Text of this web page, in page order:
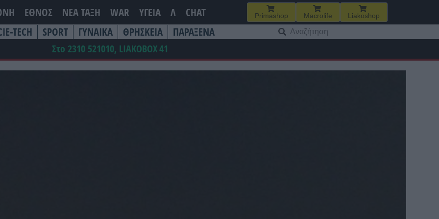
ΕΘΝΟΣ ΝΕΑ ΤΆΞΗ WAR ΥΓΕΙΑ Λ CHAT Primashop Macrolife Liakoshop
TECH SPORT ΓΥΝΑΙΚΑ ΘΡΗΣΚΕΙΑ ΠΑΡΑΞΕΝΑ
για:
Στο 2310 521010, LIAKOBOX41